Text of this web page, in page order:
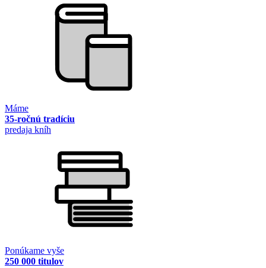
Máme
35-ročnú tradíciu
predaja kníh
Ponúkame vyše
250 000 titulov